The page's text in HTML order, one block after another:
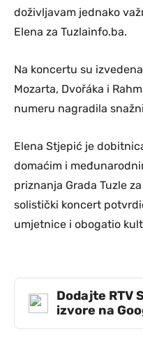
doživljavam jednako
Elena za Tuzlainfo.ba.
Na koncertu su
Mozarta, Dvořáka i
numeru nagradila
Elena Stjepić je
domaćim i
priznanja Grada Tuzle
solistički koncert
umjetnice i obogatio
Dodajte RTV
izvore na